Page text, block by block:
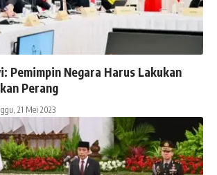
Pemimpin Negara Harus Lakukan
Perang
21 Mei 2023